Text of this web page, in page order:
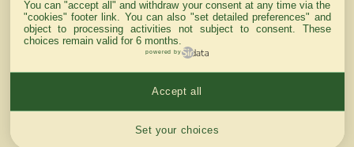
Mentions légales du site
You can "accept all" and withdraw your consent at any time via the
"cookies" footer link . You can also "set detailed preferences" and
object to processing activities not subject to consent. These
choices remain valid for 6 months.
powered by
Set your choices
Accept all